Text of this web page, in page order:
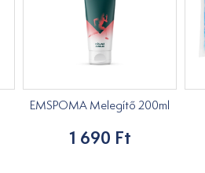
EMSPOMA Melegítő 200ml
1 690 Ft